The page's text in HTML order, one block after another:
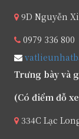
9D Nguyễn
0979 336 800
Trưng bày và
(Có điểm đỗ
334C Lạc